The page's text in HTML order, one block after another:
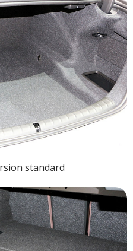
standard